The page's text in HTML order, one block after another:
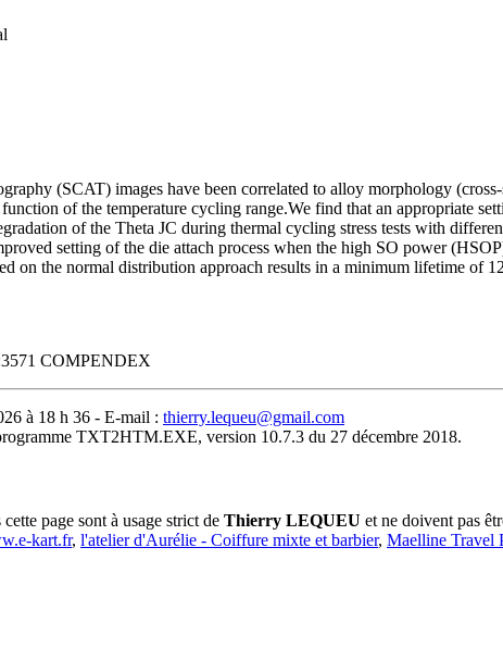
(SCAT) images have been correlated to alloy morphology
of the temperature cycling range.We find that an appropriate
of the Theta JC during thermal cycling stress tests with
setting of the die attach process when the high SO power
on the normal distribution approach results in a minimum lifetime of
COMPENDEX
à 18 h 36 - E-mail : thierry.lequeu@gmail.com
TXT2HTM.EXE, version 10.7.3 du 27 décembre 2018.
page sont à usage strict de Thierry LEQUEU et ne doivent pas
kart.fr, l'atelier d'Aurélie - Coiffure mixte et barbier, Maelline Travel